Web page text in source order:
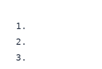
1.
2.
3.